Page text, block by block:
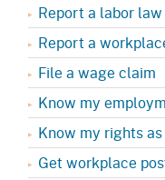
Report a labor
Report a
File a wage claim
Know my
Know my rights
Get workplace